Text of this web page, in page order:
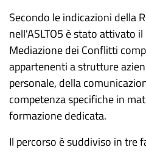
Secondo le indicazioni della
nell'ASLTO5 è stato attivato
Mediazione dei Conflitti
appartenenti a strutture
personale, della
competenza specifiche in
formazione dedicata.
Il percorso è suddiviso in tre